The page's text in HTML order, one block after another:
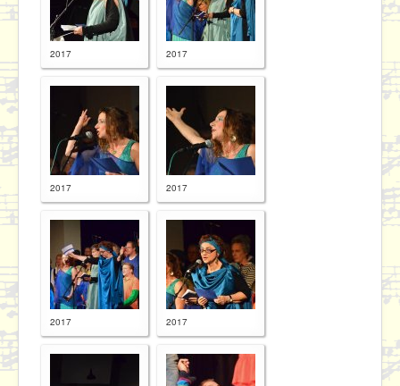
2017 2017
2017 2017
2017 2017